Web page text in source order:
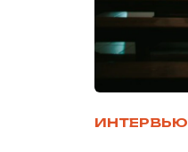
ИНТЕРВЬЮ